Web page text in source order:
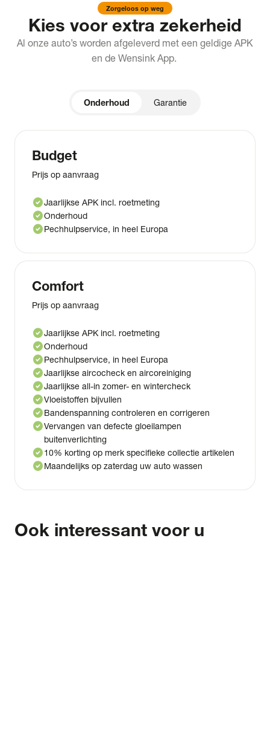
Zorgeloos op weg
Kies voor extra zekerheid
Al onze auto’s worden afgeleverd met een geldige APK
en de Wensink App.
Onderhoud Garantie
Budget
Prijs op aanvraag
check_circleJaarlijkse APK incl. roetmeting
check_circleOnderhoud
check_circlePechhulpservice, in heel Europa
Comfort
Prijs op aanvraag
check_circleJaarlijkse APK incl. roetmeting
check_circleOnderhoud
check_circlePechhulpservice, in heel Europa
check_circleJaarlijkse aircocheck en aircoreiniging
check_circleJaarlijkse all-in zomer- en wintercheck
check_circleVloeistoffen bijvullen
check_circleBandenspanning controleren en corrigeren
check_circleVervangen van defecte gloeilampen
buitenverlichting
check_circle10% korting op merk specifieke collectie artikelen
check_circleMaandelijks op zaterdag uw auto wassen
Ook interessant voor u